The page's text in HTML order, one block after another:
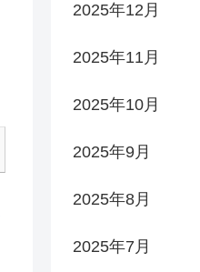
2025年12月
2025年11月
2025年10月
2025年9月
2025年8月
2025年7月